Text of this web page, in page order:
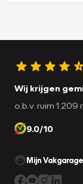
Wij krijgen
o.b.v. ruim 1.209
9.0/10
Mijn Vakgarage